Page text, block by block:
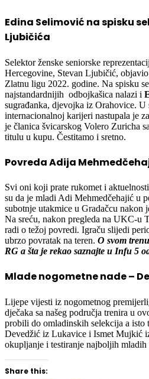
Edina Selimović na spisku
Ljubičića
Selektor ženske seniorske
Hercegovine, Stevan Ljubičić,
Zlatnu ligu 2022. godine. Na spisku
najstandardnijih odbojkašica nalazi i
sugrađanka, djevojka iz Orahovice. U
internacionalnoj karijeri nastupala je
je članica švicarskog Volero Zuricha
titulu u kupu. Čestitamo i sretno.
Povreda Adija
Svi oni koji prate rukomet i
su da je mladi Adi Mehmedčehajić u
subotnje utakmice u Gradačcu nakon
Na sreću, nakon pregleda na UKC-u
radi o težoj povredi. Igraču slijedi
ubrzo povratak na teren. O svom
RG a šta je rekao saznajte u Infu 5
Mlade nogometne nade –
Lijepe vijesti iz nogometnog
dječaka sa našeg područja trenira u
probili do omladinskih selekcija a isto
Devedžić iz Lukavice i Ismet Mujkić
okupljanje i testiranje najboljih
Share this: